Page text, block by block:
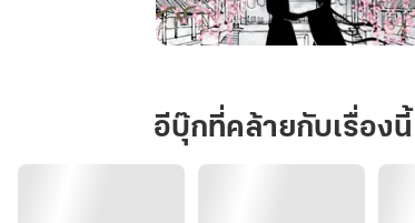
จำเป็น
อีบุ๊กที่คล้ายกับเรื่องนี้